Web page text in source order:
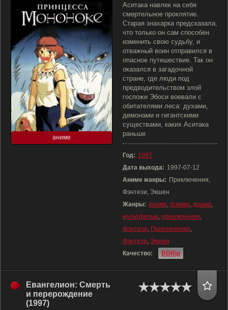
аниме
Аситака навлек на себя
смертельное проклятие.
Старая знахарка предсказала,
что только он сам способен
изменить свою судьбу, и
отважный воин отправился в
опасное путешествие. Так он
оказался в загадочной
стране, где люди под
предводительством злой
госпожи Эбоси воевали с
обитателями леса: духами,
демонами и гигантскими
существами, каких Аситака
раньше
Год: 1997
Дата выхода: 1997-07-12
Аниме жанры: Приключения,
Фэнтези, Экшен
Жанры: аниме, боевик, драма,
мультфильм, приключения,
фэнтези, Приключения,
Фэнтези, Экшен
Качество:
BDRip
Евангелион: Смерть
и перерождение
(1997)